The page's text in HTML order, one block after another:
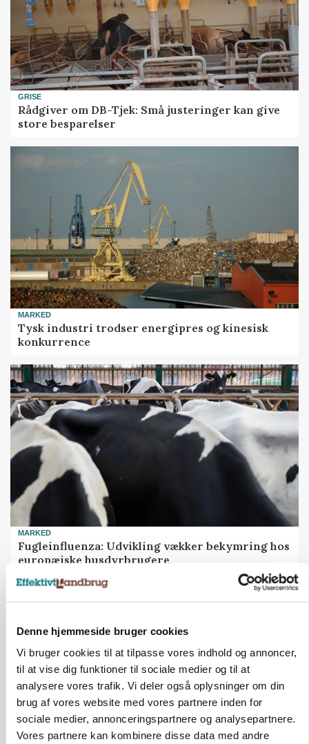
Denne hjemmeside bruger cookies
Vi bruger cookies til at tilpasse vores indhold og annoncer,
til at vise dig funktioner til sociale medier og til at
analysere vores trafik. Vi deler også oplysninger om din
brug af vores website med vores partnere inden for
sociale medier, annonceringspartnere og analysepartnere.
Vores partnere kan kombinere disse data med andre
GRISE
Rådgiver om DB-Tjek: Små justeringer kan give
store besparelser
MARKED
Tysk industri trodser energipres og kinesisk
konkurrence
MARKED
Fugleinfluenza: Udvikling vækker bekymring hos
europæiske husdyrbrugere
Loading...